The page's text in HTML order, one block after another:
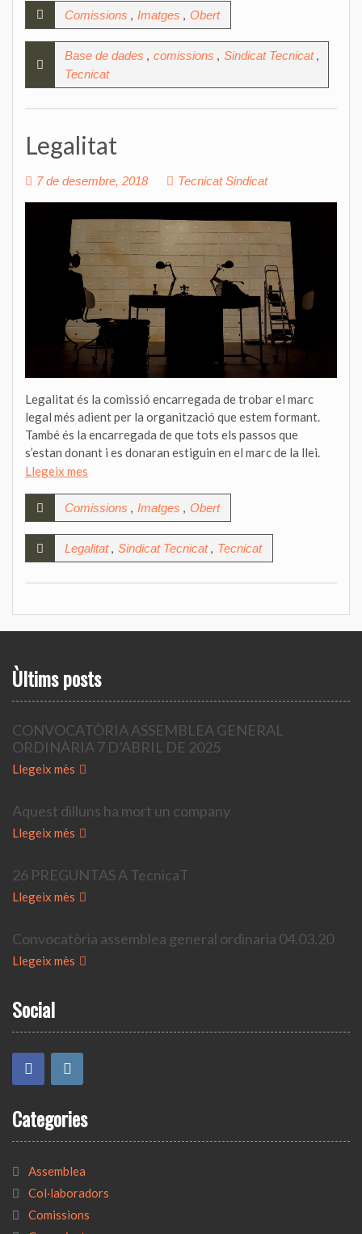
Comissions , Imatges , Obert
Base de dades , comissions , Sindicat Tecnicat ,
Tecnicat
Legalitat
7 de desembre, 2018 Tecnicat Sindicat
Legalitat és la comissió encarregada de trobar el marc
legal més adient per la organització que estem formant.
També és la encarregada de que tots els passos que
s’estan donant i es donaran estiguin en el marc de la llei.
Llegeix mes
Comissions , Imatges , Obert
Legalitat , Sindicat Tecnicat , Tecnicat
Ùltims posts
CONVOCATÒRIA ASSEMBLEA GENERAL
ORDINÀRIA 7 D’ABRIL DE 2025
Llegeix mès
Aquest dilluns ha mort un company
Llegeix mès
26 PREGUNTAS A TecnicaT
Llegeix mès
Convocatòria assemblea general ordinaria 04.03.20
Llegeix mès
Social
Categories
Assemblea
Col·laboradors
Comissions